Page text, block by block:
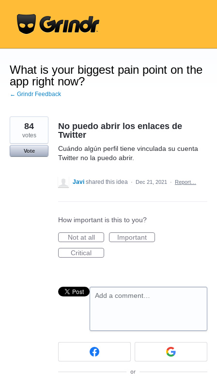
content
What is your biggest pain point on the
app right now?
← Grindr Feedback
No puedo abrir los enlaces de
Twitter
Cuándo algún perfil tiene vinculada su cuenta
Twitter no la puedo abrir.
84
votes
Vote
Javi shared this idea · Dec 21, 2021 · Report…
How important is this to you?
Not at all
Important
Critical
Add a comment…
or